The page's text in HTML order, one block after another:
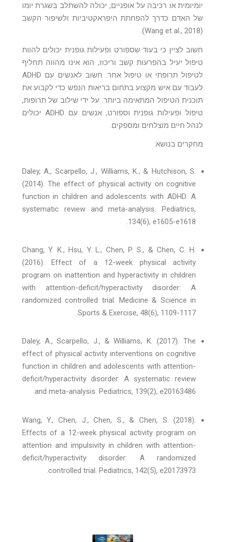
יומיומית או רכיבה על אופניים, יכולה להשתלב בשגרת יומו
של האדם כדרך להפחתת היפראקטיביות ולשיפור הקשב
(Wang et al., 2018).
חשוב לציין כי בעוד שספורט ופעילות גופנית יכולים להוות
טיפול יעיל בהפרעות קשב וריכוז, הוא אינו מהווה תחליף
לטיפול תרופתי או טיפול אחר. חשוב לאנשים עם ADHD
לעבוד עם איש מקצוע בתחום בריאות הנפש כדי לקבוע את
תוכנית הטיפול המתאימה ביותר. על ידי שילוב של תרופות,
טיפול ופעילות גופנית וספורט, אנשים עם ADHD יכולים
לנהל חיים מוצלחים ומספקים.
מחקרים בנושא:
Daley, A., Scarpello, J., Williams, K., & Hutchison, S.
(2014). The effect of physical activity on cognitive
function in children and adolescents with ADHD: A
systematic review and meta-analysis. Pediatrics,
134(6), e1605-e1618.
Chang, Y. K., Hsu, Y. L., Chen, P. S., & Chen, C. H.
(2016). Effect of a 12-week physical activity
program on inattention and hyperactivity in children
with attention-deficit/hyperactivity disorder: A
randomized controlled trial. Medicine & Science in
Sports & Exercise, 48(6), 1109-1117.
Daley, A., Scarpello, J., & Williams, K. (2017). The
effect of physical activity interventions on cognitive
function in children and adolescents with attention-
deficit/hyperactivity disorder: A systematic review
and meta-analysis. Pediatrics, 139(2), e20163486.
Wang, Y., Chen, J., Chen, S., & Chen, S. (2018).
Effects of a 12-week physical activity program on
attention and impulsivity in children with attention-
deficit/hyperactivity disorder: A randomized
controlled trial. Pediatrics, 142(5), e20173973.